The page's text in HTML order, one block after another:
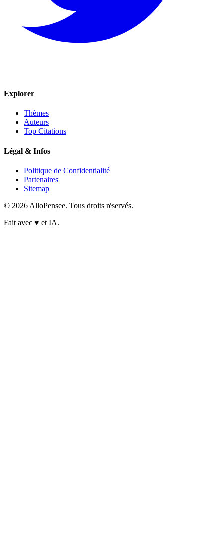
Explorer
Thèmes
Auteurs
Top Citations
Légal & Infos
Politique de Confidentialité
Partenaires
Sitemap
© 2026 AlloPensee. Tous droits réservés.
Fait avec ♥ et IA.